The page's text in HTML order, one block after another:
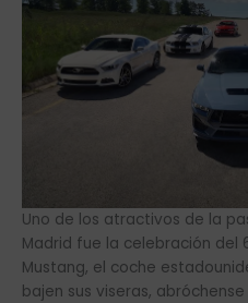
Uno de los atractivos de la
Madrid fue la celebración del
Mustang, el coche
bajen sus viseras,